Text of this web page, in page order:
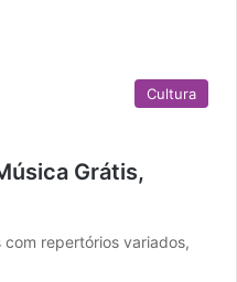
Cultura
Grátis,
repertórios variados,